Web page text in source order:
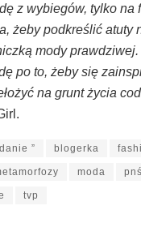
z wybiegów, tylko na
żeby podkreślić atuty
mody
po to, żeby się
na grunt życia
” blogerka
moda pnś
tvp